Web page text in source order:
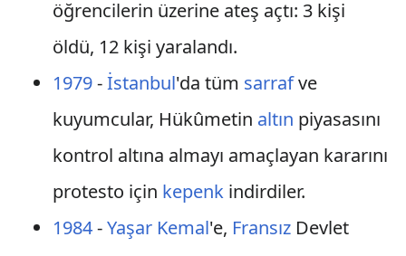
öğrencilerin üzerine ateş açtı: 3 kişi
öldü, 12 kişi yaralandı.
1979-İstanbul'da tüm sarrafve
kuyumcular, Hükûmetin altın piyasasını
kontrol altına almayı amaçlayan kararını
protesto için kepenkindirdiler.
1984-Yaşar Kemal'e, FransızDevlet